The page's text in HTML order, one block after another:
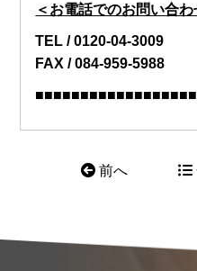
＜お電話でのお問い合
TEL / 0120-04-3009
FAX / 084-959-5988
前へ